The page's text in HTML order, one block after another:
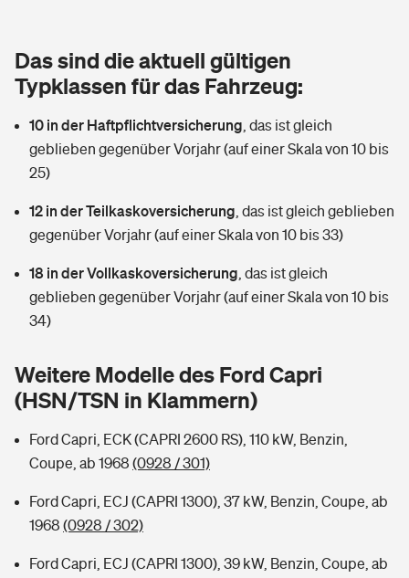
Tools
Wer versichert was: Jetzt Versicherer finden
Sie haben Fragen?
Glasversicherung
Mietkautionsversicherung
Restkreditversicherung
Tools
Hochwasser-Check: Wie gefährdet ist Ihr Haus?
Sie haben Fragen?
Kinderunfall­ver­si­che­rung
Kinderinvalidität
Hundehalter-Haftpflicht
Handyversicherung
Private Cyberversicherung
Zur Übersicht
Dread-Disease-Versicherung
Tierkrankenversicherung
Zur Übersicht
Tools
Wer versichert was: Jetzt Versicherer finden
Rentenrechner: Wie viel Geld bekomme ich im Alter?
Das sind die aktuell gültigen
Typklassen für das Fahrzeug:
10 in der Haftpflichtversicherung das ist gleich
geblieben gegenüber Vorjahr (auf einer Skala von 10 bis
25)
12 in der Teilkaskoversicherung das ist gleich geblieben
gegenüber Vorjahr (auf einer Skala von 10 bis 33)
18 in der Vollkaskoversicherung das ist gleich
geblieben gegenüber Vorjahr (auf einer Skala von 10 bis
34)
Weitere Modelle des Ford Capri
(HSN/TSN in Klammern)
Ford Capri, ECK (CAPRI 2600 RS), 110 kW, Benzin,
Coupe, ab 1968 (0928 / 301)
Ford Capri, ECJ (CAPRI 1300), 37 kW, Benzin, Coupe, ab
1968 (0928 / 302)
Ford Capri, ECJ (CAPRI 1300), 39 kW, Benzin, Coupe, ab